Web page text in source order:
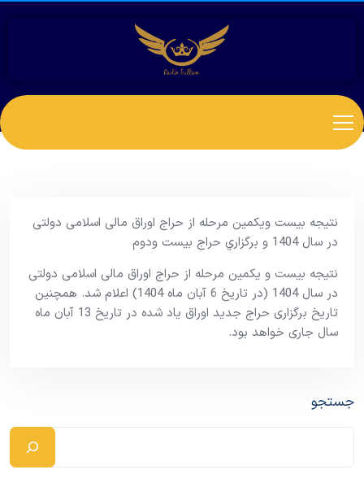
نتیجه بیست ‎و‎یکمین مرحله از حراج اوراق مالی اسلامی دولتی
در سال 1404 و برگزاري حراج بیست و‎دوم
نتیجه بیست و یکمین مرحله از حراج اوراق مالی اسلامی دولتی
در سال 1404 (در تاریخ 6 آبان ماه 1404) اعلام شد. همچنین
تاریخ برگزاری حراج جدید اوراق یاد شده در تاریخ 13 آبان ماه
سال جاری خواهد بود.
جستجو